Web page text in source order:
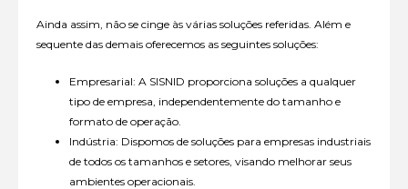
Ainda assim, não se cinge às várias soluções referidas. Além e
sequente das demais oferecemos as seguintes soluções:
Empresarial: A SISNID proporciona soluções a qualquer
tipo de empresa, independentemente do tamanho e
formato de operação.
Indústria: Dispomos de soluções para empresas industriais
de todos os tamanhos e setores, visando melhorar seus
ambientes operacionais.